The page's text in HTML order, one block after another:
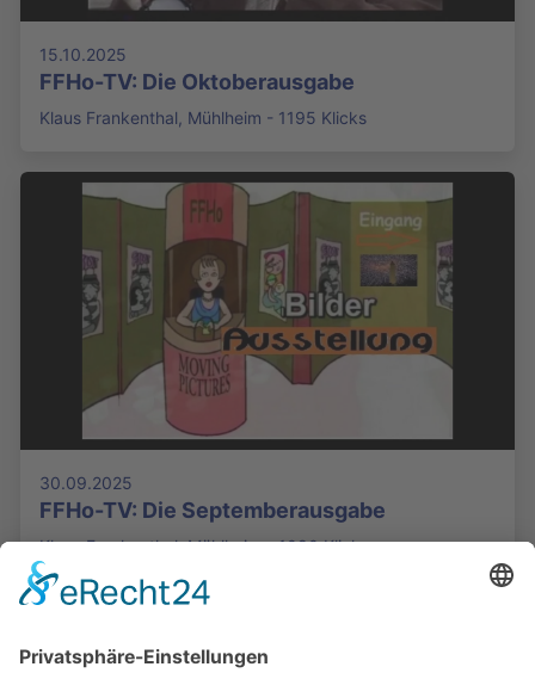
15.10.2025
FFHo-TV: Die Oktoberausgabe
Klaus Frankenthal, Mühlheim - 1195 Klicks
30.09.2025
FFHo-TV: Die Septemberausgabe
Klaus Frankenthal, Mühlheim - 1080 Klicks